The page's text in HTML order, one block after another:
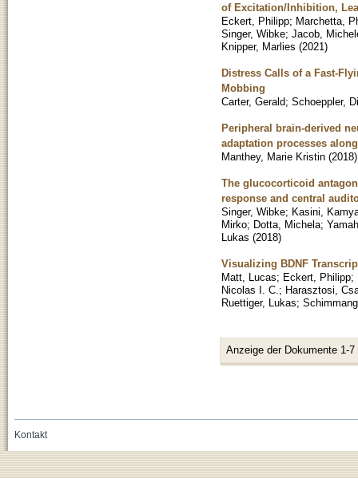
of Excitation/Inhibition,
Eckert, Philipp; Marchetta,
Singer, Wibke; Jacob,
Knipper, Marlies (2021)
Distress Calls of a Fast-
Mobbing
Carter, Gerald; Schoeppler,
Peripheral brain-derived
adaptation processes
Manthey, Marie Kristin (2018)
The glucocorticoid
response and central
Singer, Wibke; Kasini,
Mirko; Dotta, Michela;
Lukas (2018)
Visualizing BDNF
Matt, Lucas; Eckert, Philipp;
Nicolas I. C. ; Harasztosi,
Ruettiger, Lukas;
Anzeige der Dokumente 1-7
Kontakt